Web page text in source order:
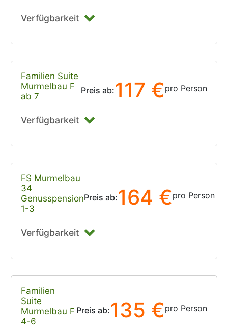
Verfügbarkeit
Familien Suite
Murmelbau F
ab 7
Preis ab:117 €pro Person
Verfügbarkeit
FS Murmelbau
34
Genusspension
1-3
Preis ab:164 €pro Person
Verfügbarkeit
Familien
Suite
Murmelbau F
4-6
Preis ab:135 €pro Person